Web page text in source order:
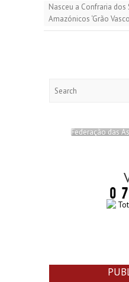
Nasceu a Confraria dos
Amazónicos ‘Grão
Federação das